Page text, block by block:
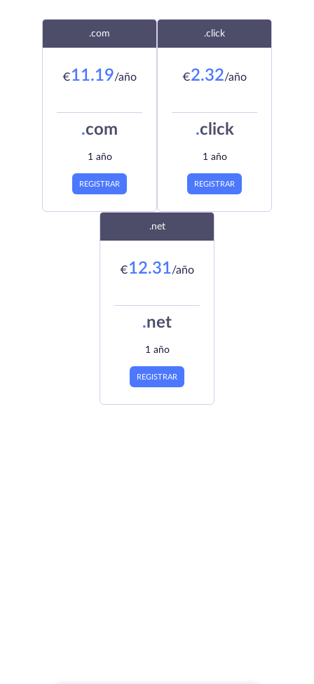
.com
€11.19/año
.com
1 año
REGISTRAR
.click
€2.32/año
.click
1 año
REGISTRAR
.net
€12.31/año
.net
1 año
REGISTRAR